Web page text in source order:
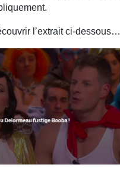
l’extrait ci-dessous…